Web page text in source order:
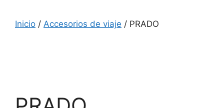
Inicio / Accesorios de viaje / PRADO